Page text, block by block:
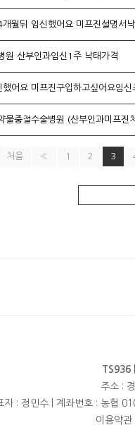
월뒤 임신했어요 미프진설명서
원 산부인과임신1주 낙­태가격
했어요 미프진구입하고싶어요임
물중절수술병원 (산부인과미프진
처음 « 1 2 3
TS936|
주소 :
자 : 정민수 | 계좌번호 : 농협
이용약관